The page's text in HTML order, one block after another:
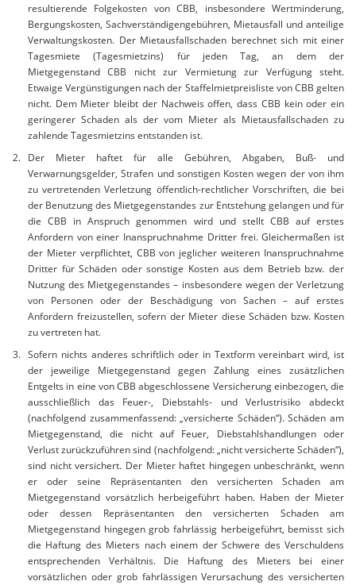
resultierende Folgekosten von CBB, insbesondere Wertminderung,
Bergungskosten, Sachverständigengebühren, Mietausfall und anteilige
Verwaltungskosten. Der Mietausfallschaden berechnet sich mit einer
Tagesmiete (Tagesmietzins) für jeden Tag, an dem der
Mietgegenstand CBB nicht zur Vermietung zur Verfügung steht.
Etwaige Vergünstigungen nach der Staffelmietpreisliste von CBB gelten
nicht. Dem Mieter bleibt der Nachweis offen, dass CBB kein oder ein
geringerer Schaden als der vom Mieter als Mietausfallschaden zu
zahlende Tagesmietzins entstanden ist.
Der Mieter haftet für alle Gebühren, Abgaben, Buß- und
Verwarnungsgelder, Strafen und sonstigen Kosten wegen der von ihm
zu vertretenden Verletzung öffentlich-rechtlicher Vorschriften, die bei
der Benutzung des Mietgegenstandes zur Entstehung gelangen und für
die CBB in Anspruch genommen wird und stellt CBB auf erstes
Anfordern von einer Inanspruchnahme Dritter frei. Gleichermaßen ist
der Mieter verpflichtet, CBB von jeglicher weiteren Inanspruchnahme
Dritter für Schäden oder sonstige Kosten aus dem Betrieb bzw. der
Nutzung des Mietgegenstandes – insbesondere wegen der Verletzung
von Personen oder der Beschädigung von Sachen – auf erstes
Anfordern freizustellen, sofern der Mieter diese Schäden bzw. Kosten
zu vertreten hat.
Sofern nichts anderes schriftlich oder in Textform vereinbart wird, ist
der jeweilige Mietgegenstand gegen Zahlung eines zusätzlichen
Entgelts in eine von CBB abgeschlossene Versicherung einbezogen, die
ausschließlich das Feuer-, Diebstahls- und Verlustrisiko abdeckt
(nachfolgend zusammenfassend: „versicherte Schäden“). Schäden am
Mietgegenstand, die nicht auf Feuer, Diebstahlshandlungen oder
Verlust zurückzuführen sind (nachfolgend: „nicht versicherte Schäden“),
sind nicht versichert. Der Mieter haftet hingegen unbeschränkt, wenn
er oder seine Repräsentanten den versicherten Schaden am
Mietgegenstand vorsätzlich herbeigeführt haben. Haben der Mieter
oder dessen Repräsentanten den versicherten Schaden am
Mietgegenstand hingegen grob fahrlässig herbeigeführt, bemisst sich
die Haftung des Mieters nach einem der Schwere des Verschuldens
entsprechenden Verhältnis. Die Haftung des Mieters bei einer
vorsätzlichen oder grob fahrlässigen Verursachung des versicherten